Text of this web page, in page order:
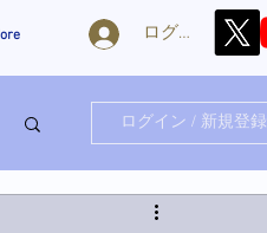
ログイン
ログイン / 新規登録